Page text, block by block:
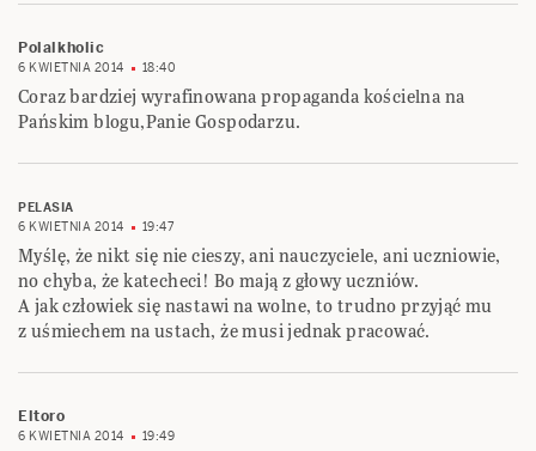
Polalkholic
6 KWIETNIA 2014 18:40
Coraz bardziej wyrafinowana propaganda kościelna na
Pańskim blogu,Panie Gospodarzu.
PELASIA
6 KWIETNIA 2014
19:47
Myślę, że nikt się nie cieszy, ani nauczyciele, ani uczniowie,
no chyba, że katecheci! Bo mają z głowy uczniów.
A jak człowiek się nastawi na wolne, to trudno przyjąć mu
z uśmiechem na ustach, że musi jednak pracować.
Eltoro
6 KWIETNIA 2014 19:49